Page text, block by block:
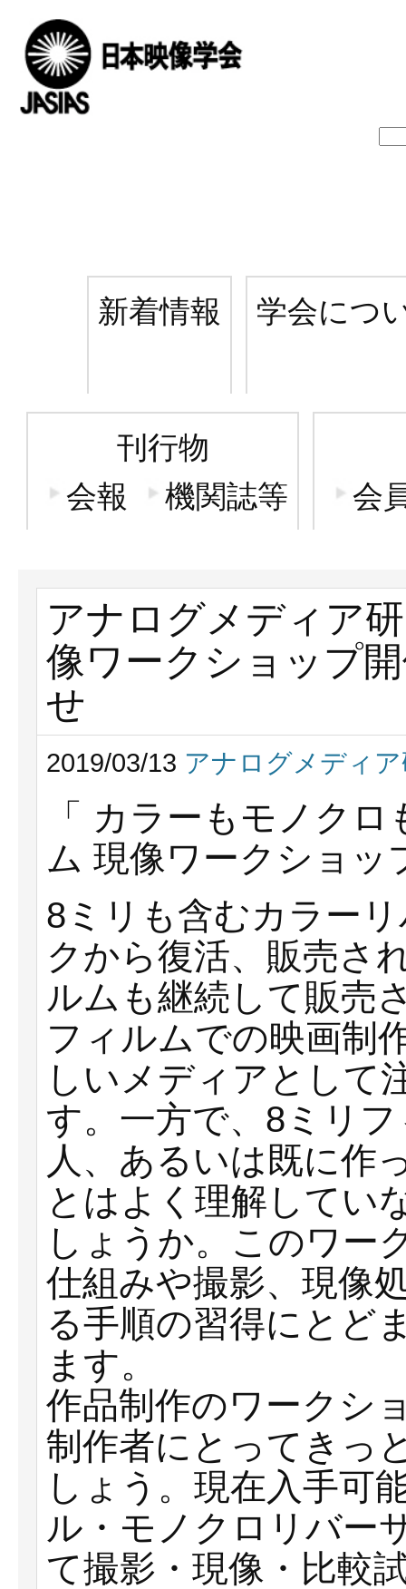
新着情報 学会につ
刊行物
会報
機関誌等 会
アナログメディア
像ワークショップ
せ
2019/03/13 アナログメディ
「 カラーもモノク
ム 現像ワークショッ
8ミリも含むカラー
クから復活、販売さ
ルムも継続して販売
フィルムでの映画制
しいメディアとして
す。一方で、8ミリ
人、あるいは既に作
とはよく理解してい
しょうか。このワー
仕組みや撮影、現像
る手順の習得にとど
ます。
作品制作のワークシ
制作者にとってきっ
しょう。現在入手可
ル・モノクロリバー
て撮影・現像・比較